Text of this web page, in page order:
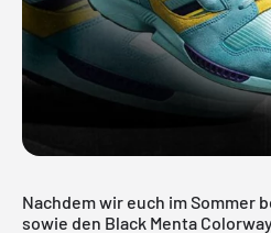
Nachdem wir euch im Sommer
sowie den Black Menta